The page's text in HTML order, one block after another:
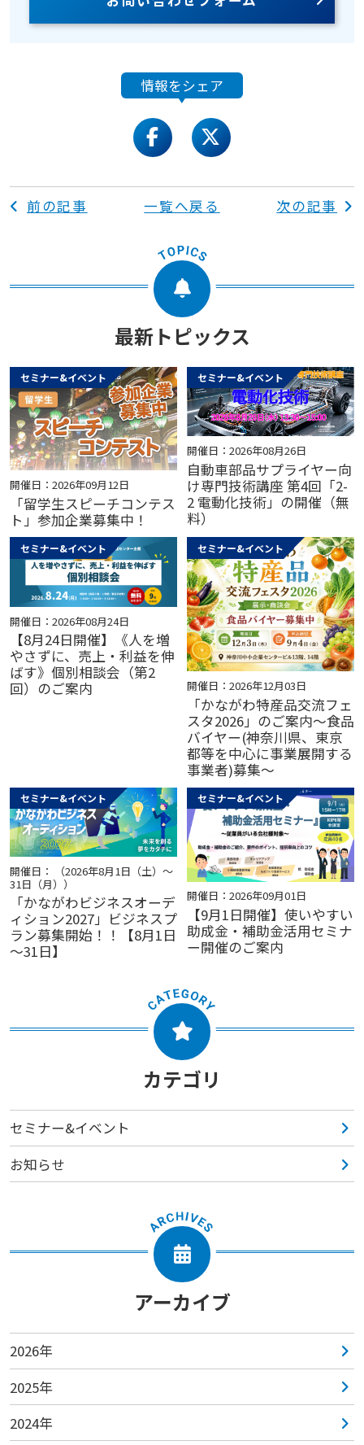
情報をシェア
facebooktwitter
前の記事 一覧へ戻る 次の記事
最新トピックス
セミナー&イベント
開催日：2026年09月12日
「留学生スピーチコンテス
ト」参加企業募集中！
セミナー&イベント
開催日：2026年08月26日
自動車部品サプライヤー向
け専門技術講座 第4回「2-
2 電動化技術」の開催（無
料）
セミナー&イベント
開催日：2026年08月24日
【8月24日開催】《人を増
やさずに、売上・利益を伸
ばす》個別相談会（第2
回）のご案内
セミナー&イベント
開催日：2026年12月03日
「かながわ特産品交流フェ
スタ2026」のご案内～食品
バイヤー(神奈川県、東京
都等を中心に事業展開する
事業者)募集～
セミナー&イベント
開催日： （2026年8月1日（土）～
31日（月））
「かながわビジネスオーデ
ィション2027」ビジネスプ
ラン募集開始！！【8月1日
～31日】
セミナー&イベント
開催日：2026年09月01日
【9月1日開催】使いやすい
助成金・補助金活用セミナ
ー開催のご案内
カテゴリ
セミナー&イベント
お知らせ
アーカイブ
2026年
2025年
2024年